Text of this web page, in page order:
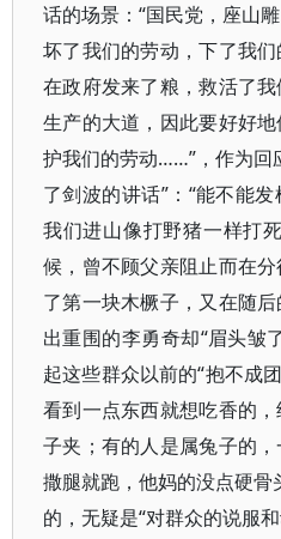
话的场景：“国民党，座山
坏了我们的劳动，下了我
在政府发来了粮，救活了
生产的大道，因此要好好
护我们的劳动……”，作为回
了剑波的讲话”：“能不能
我们进山像打野猪一样打
候，曾不顾父亲阻止而在
了第一块木橛子，又在随
出重围的李勇奇却“眉头皱
起这些群众以前的“抱不成
看到一点东西就想吃香的
子夹；有的人是属兔子的
撒腿就跑，他妈的没点硬骨
的，无疑是“对群众的说服